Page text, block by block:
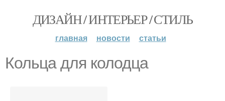
ДИЗАЙН / ИНТЕРЬЕР / СТИЛЬ
главная новости статьи
Кольца для колодца